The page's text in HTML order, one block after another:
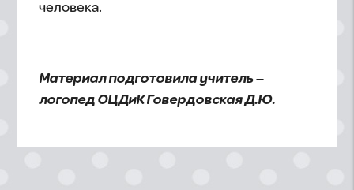
человека.
Материал подготовила учитель –
логопед ОЦДиК Говердовская Д.Ю.